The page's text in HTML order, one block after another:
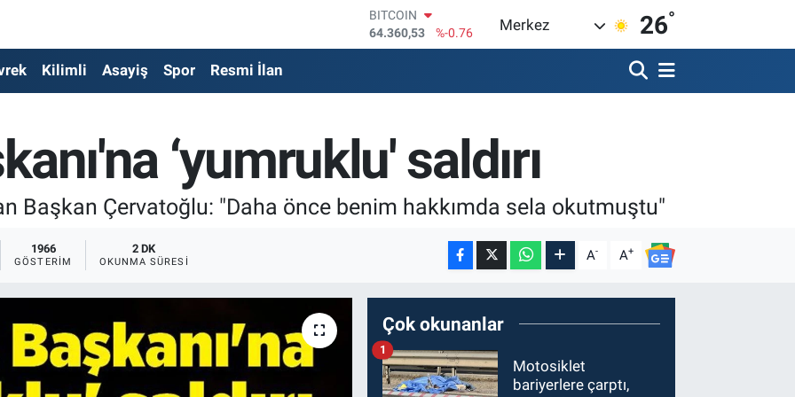
DOLAR
47,7069
%0.17
EURO
6618.49
BİST100
13.887
%64
64.360,53
%-0.76
Merkez 26°
Kilimli Asayiş Spor Resmi İlan
‘yumruklu' saldırı
Başkan Çervatoğlu: "Daha önce benim hakkımda sela okutmuştu"
1966
GÖSTERIM
2 DK
OKUNMA SÜRESI A- A+
Çok okunanlar
Motosiklet
bariyerlere çarptı,
1